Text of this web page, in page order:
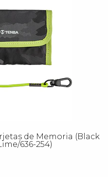
de Memoria (Black
636-254)